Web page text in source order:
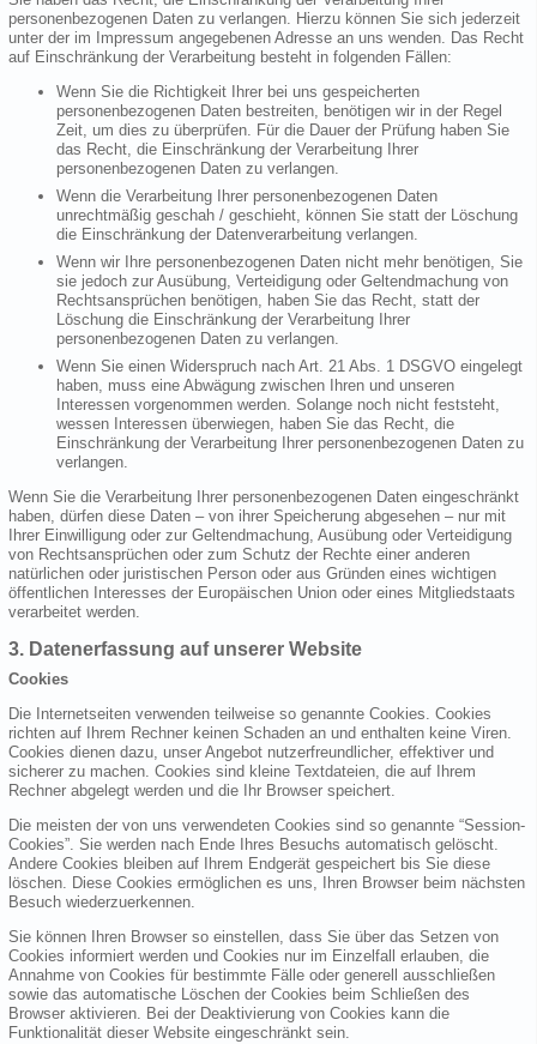
personenbezogenen Daten zu verlangen. Hierzu können Sie sich jederzeit
unter der im Impressum angegebenen Adresse an uns wenden. Das Recht
auf Einschränkung der Verarbeitung besteht in folgenden Fällen:
Wenn Sie die Richtigkeit Ihrer bei uns gespeicherten
personenbezogenen Daten bestreiten, benötigen wir in der Regel
Zeit, um dies zu überprüfen. Für die Dauer der Prüfung haben Sie
das Recht, die Einschränkung der Verarbeitung Ihrer
personenbezogenen Daten zu verlangen.
Wenn die Verarbeitung Ihrer personenbezogenen Daten
unrechtmäßig geschah / geschieht, können Sie statt der Löschung
die Einschränkung der Datenverarbeitung verlangen.
Wenn wir Ihre personenbezogenen Daten nicht mehr benötigen, Sie
sie jedoch zur Ausübung, Verteidigung oder Geltendmachung von
Rechtsansprüchen benötigen, haben Sie das Recht, statt der
Löschung die Einschränkung der Verarbeitung Ihrer
personenbezogenen Daten zu verlangen.
Wenn Sie einen Widerspruch nach Art. 21 Abs. 1 DSGVO eingelegt
haben, muss eine Abwägung zwischen Ihren und unseren
Interessen vorgenommen werden. Solange noch nicht feststeht,
wessen Interessen überwiegen, haben Sie das Recht, die
Einschränkung der Verarbeitung Ihrer personenbezogenen Daten zu
verlangen.
Wenn Sie die Verarbeitung Ihrer personenbezogenen Daten eingeschränkt
haben, dürfen diese Daten – von ihrer Speicherung abgesehen – nur mit
Ihrer Einwilligung oder zur Geltendmachung, Ausübung oder Verteidigung
von Rechtsansprüchen oder zum Schutz der Rechte einer anderen
natürlichen oder juristischen Person oder aus Gründen eines wichtigen
öffentlichen Interesses der Europäischen Union oder eines Mitgliedstaats
verarbeitet werden.
3. Datenerfassung auf unserer Website
Cookies
Die Internetseiten verwenden teilweise so genannte Cookies. Cookies
richten auf Ihrem Rechner keinen Schaden an und enthalten keine Viren.
Cookies dienen dazu, unser Angebot nutzerfreundlicher, effektiver und
sicherer zu machen. Cookies sind kleine Textdateien, die auf Ihrem
Rechner abgelegt werden und die Ihr Browser speichert.
Die meisten der von uns verwendeten Cookies sind so genannte “Session-
Cookies”. Sie werden nach Ende Ihres Besuchs automatisch gelöscht.
Andere Cookies bleiben auf Ihrem Endgerät gespeichert bis Sie diese
löschen. Diese Cookies ermöglichen es uns, Ihren Browser beim nächsten
Besuch wiederzuerkennen.
Sie können Ihren Browser so einstellen, dass Sie über das Setzen von
Cookies informiert werden und Cookies nur im Einzelfall erlauben, die
Annahme von Cookies für bestimmte Fälle oder generell ausschließen
sowie das automatische Löschen der Cookies beim Schließen des
Browser aktivieren. Bei der Deaktivierung von Cookies kann die
Funktionalität dieser Website eingeschränkt sein.